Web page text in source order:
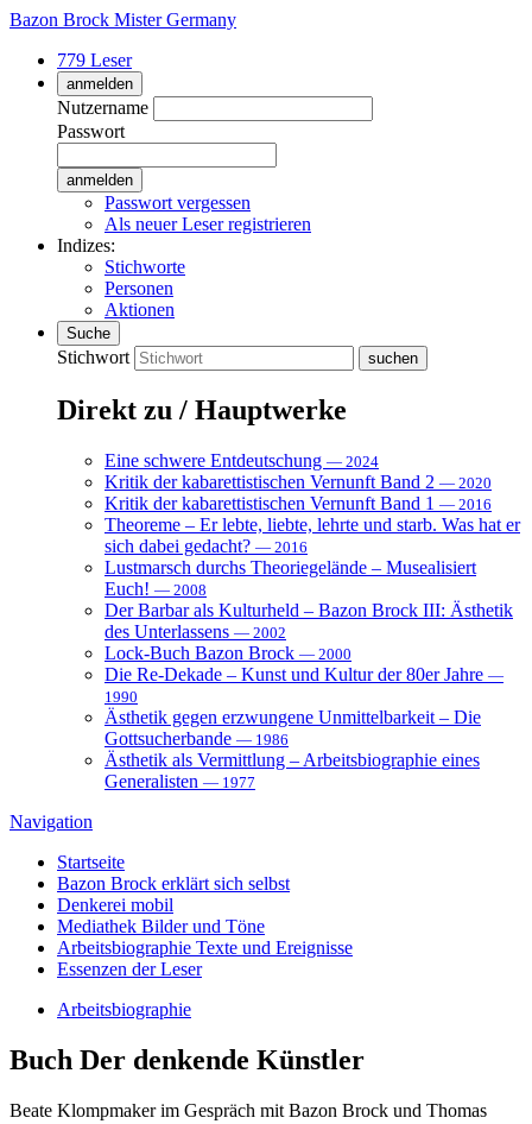
Bazon Brock Mister Germany
779 Leser
anmelden
Nutzername
Passwort
Passwort vergessen
Als neuer Leser registrieren
Indizes:
Stichworte
Personen
Aktionen
Suche
Stichwort
Direkt zu / Hauptwerke
Eine schwere Entdeutschung — 2024
Kritik der kabarettistischen Vernunft Band 2 — 2020
Kritik der kabarettistischen Vernunft Band 1 — 2016
Theoreme – Er lebte, liebte, lehrte und starb. Was hat er
sich dabei gedacht? — 2016
Lustmarsch durchs Theoriegelände – Musealisiert
Euch! — 2008
Der Barbar als Kulturheld – Bazon Brock III: Ästhetik
des Unterlassens — 2002
Lock-Buch Bazon Brock — 2000
Die Re-Dekade – Kunst und Kultur der 80er Jahre —
1990
Ästhetik gegen erzwungene Unmittelbarkeit – Die
Gottsucherbande — 1986
Ästhetik als Vermittlung – Arbeitsbiographie eines
Generalisten — 1977
Navigation
Startseite
Bazon Brock erklärt sich selbst
Denkerei mobil
Mediathek Bilder und Töne
Arbeitsbiographie Texte und Ereignisse
Essenzen der Leser
Arbeitsbiographie
Buch Der denkende Künstler
Beate Klompmaker im Gespräch mit Bazon Brock und Thomas